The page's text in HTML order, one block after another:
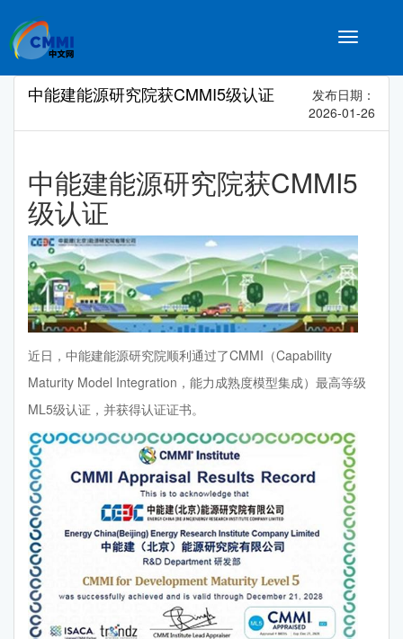
Toggle
中能建能源研究院获CMMI5级认证
发布日期：
2026-01-26
中能建能源研究院获CMMI5
级认证
近日，中能建能源研究院顺利通过了CMMI（Capability
Maturity Model Integration，能力成熟度模型集成）最高等级
ML5级认证，并获得认证证书。